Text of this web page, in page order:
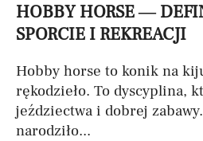
HOBBY HORSE —
SPORCIE I REKREACJI
Hobby horse to konik na
rękodzieło. To dyscyplina,
jeździectwa i dobrej
narodziło...